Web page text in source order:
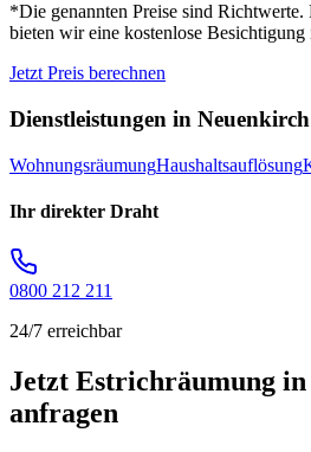
*Die genannten Preise sind
bieten wir eine kostenlose Besichtigung
Jetzt Preis berechnen
Dienstleistungen in Neuenkirch
WohnungsräumungHaushaltsauflösung
Ihr direkter Draht
0800 212 211
24/7 erreichbar
Jetzt Estrichräumung
anfragen